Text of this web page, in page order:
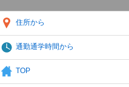
住所から
通勤通学時間から
TOP